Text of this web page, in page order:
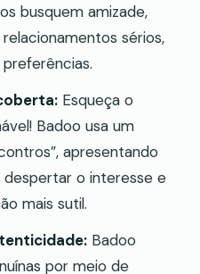
busquem amizade,
sérios,
Esqueça o
Badoo usa um
apresentando
o interesse e
mais sutil.
Badoo
por meio de